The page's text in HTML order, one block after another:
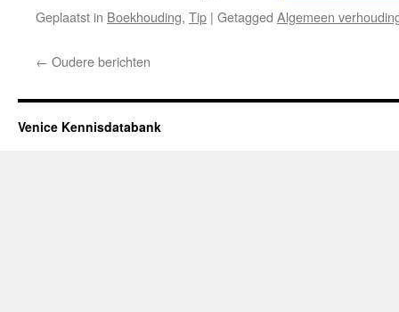
Geplaatst in Boekhouding, Tip | Getagged Algemeen
← Oudere berichten
Venice Kennisdatabank